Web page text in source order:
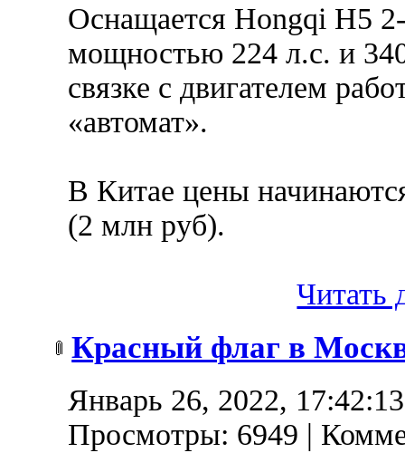
Оснащается Hongqi H5
мощностью 224 л.с. и
связке с двигателем
«автомат».
В Китае цены
(2 млн руб).
Читать
Красный флаг в
Январь 26, 2022,
Просмотры: 6949 |